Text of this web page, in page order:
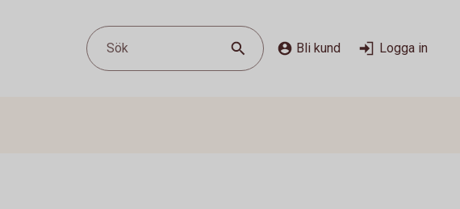
Sök Bli kund Logga in